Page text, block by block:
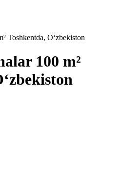
Toshkentda, Oʻzbekiston
100 m²